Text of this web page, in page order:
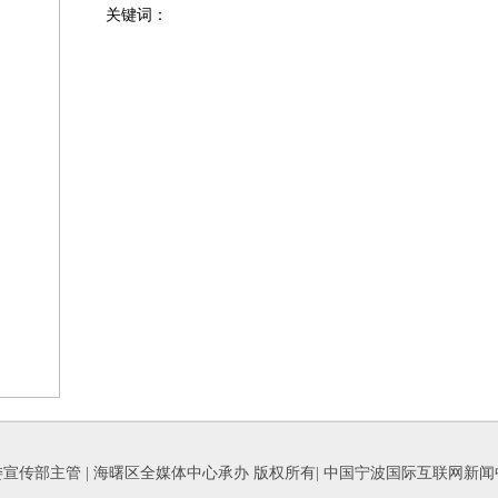
关键词：
传部主管 | 海曙区全媒体中心承办 版权所有| 中国宁波国际互联网新